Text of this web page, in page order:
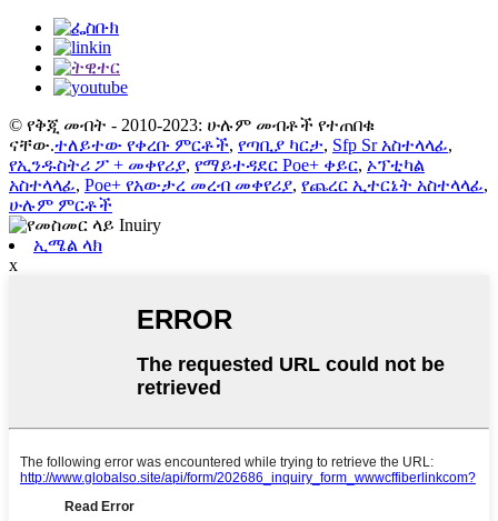
© የቅጂ መብት - 2010-2023: ሁሉም መብቶች የተጠበቁ
ናቸው.ተለይተው የቀረቡ ምርቶች, የጣቢያ ካርታ, Sfp Sr አስተላላፊ,
የኢንዱስትሪ ፖ + መቀየሪያ, የማይተዳደር Poe+ ቀይር, ኦፕቲካል
አስተላላፊ, Poe+ የአውታረ መረብ መቀየሪያ, የጨረር ኢተርኔት አስተላላፊ,
ሁሉም ምርቶች
ኢሜል ላክ
x